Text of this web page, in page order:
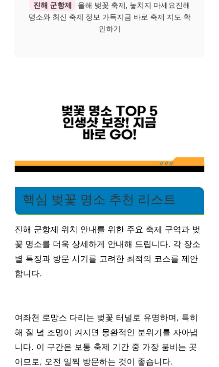
진해 군항제
올해 벚꽃 축제, 놓치지 마세요진해
명소와 최신 축제 정보 가득지금 바로 축제 지도 확
인하기
핵심 벚꽃 명소 추천 리스트
진해 군항제 위치 안내를 위한 주요 축제 구역과 벚
꽃 명소를 더욱 상세하게 안내해 드립니다. 각 장소
별 특징과 방문 시기를 고려한 최적의 코스를 제안
합니다.
여좌천 로망스 다리는 벚꽃 터널로 유명하며, 특히
해 질 녘 조명이 켜지면 몽환적인 분위기를 자아냅
니다. 이 구간은 보통 축제 기간 중 가장 붐비는 곳
이므로, 오전 일찍 방문하는 것이 좋습니다.